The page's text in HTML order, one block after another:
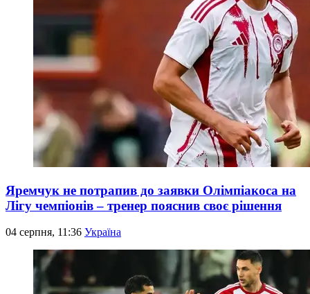
Яремчук не потрапив до заявки Олімпіакоса на
Лігу чемпіонів – тренер пояснив своє рішення
04 серпня, 11:36 Україна